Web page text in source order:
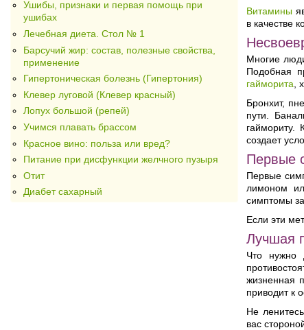
Ушибы, признаки и первая помощь при
ушибах
Лечебная диета. Стол № 1
Барсучий жир: состав, полезные свойства,
применение
Гипертоническая болезнь (Гипертония)
Клевер луговой (Клевер красный)
Лопух большой (репей)
Учимся плавать брассом
Красное вино: польза или вред?
Питание при дисфункции желчного пузыря
Отит
Диабет сахарный
Витамины
в качестве
Многие
Подобная
гайморита ,
Бронхит,
пути.
гаймориту.
создает
Первые
Первые
лимоном
симптомы
Если эти
Лучшая
Что нужно
жизненная
приводит к
Не
вас